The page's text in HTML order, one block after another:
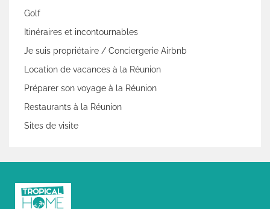
Golf
Itinéraires et incontournables
Je suis propriétaire / Conciergerie Airbnb
Location de vacances à la Réunion
Préparer son voyage à la Réunion
Restaurants à la Réunion
Sites de visite